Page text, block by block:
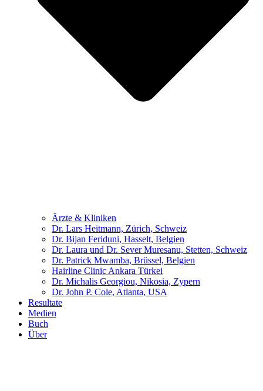
Ärzte & Kliniken
Dr. Lars Heitmann, Zürich, Schweiz
Dr. Bijan Feriduni, Hasselt, Belgien
Dr. Laura und Dr. Sever Muresanu, Stetten, Schweiz
Dr. Patrick Mwamba, Brüssel, Belgien
Hairline Clinic Ankara Türkei
Dr. Michalis Georgiou, Nikosia, Zypern
Dr. John P. Cole, Atlanta, USA
Resultate
Medien
Buch
Über